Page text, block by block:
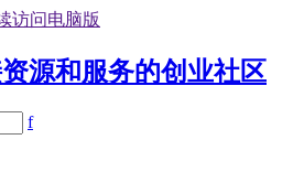
访问电脑版
f